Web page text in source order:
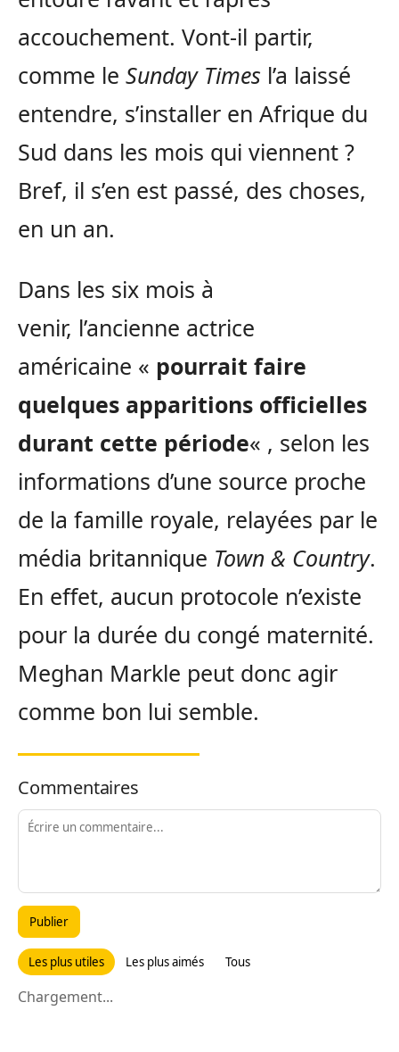
accouchement. Vont-il partir,
comme le Sunday Times l’a laissé
entendre, s’installer en Afrique du
Sud dans les mois qui viennent ?
Bref, il s’en est passé, des choses,
en un an.
Dans les six mois à
venir, l’ancienne actrice
américaine « pourrait faire
quelques apparitions officielles
durant cette période« , selon les
informations d’une source proche
de la famille royale, relayées par le
média britannique Town & Country.
En effet, aucun protocole n’existe
pour la durée du congé maternité.
Meghan Markle peut donc agir
comme bon lui semble.
Commentaires
Publier
Les plus utiles Les plus aimés Tous
Chargement...